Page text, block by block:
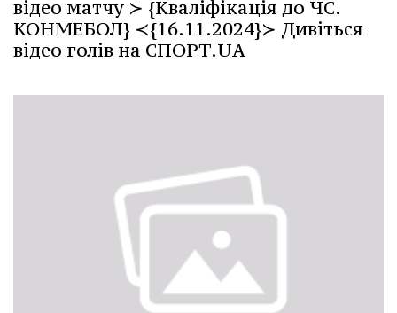
відео матчу ≻ {Кваліфікація до ЧС.
КОНМЕБОЛ} ≺{16.11.2024}≻ Дивіться
відео голів на СПОРТ.UA